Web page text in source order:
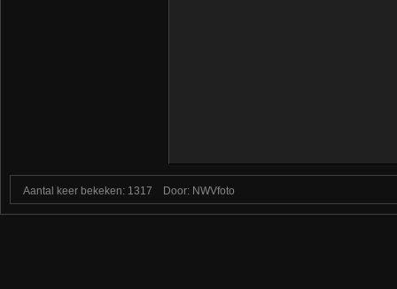
Aantal keer bekeken: 1317 Door: NWVfoto